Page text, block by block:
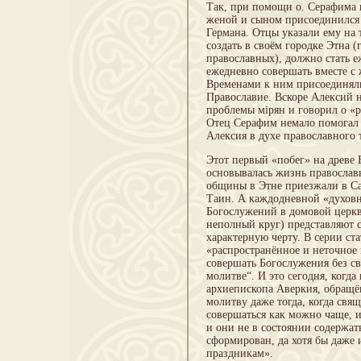
Так, при помощи о. Серафима
женой и сыном
Германа. Отцы указали ему
создать в своём городке Этна
православных), должно стать
ежедневно совершать вместе
Временами к ним
Православие. Вскоре Алексий
проблемы мірян и говорил о
Отец Серафим немало помогал
Алексия в духе православного
Этот первый «побег» на древе
основывалась жизнь
общины в Этне приезжали в
Таин. А каждодневной
Богослужений в домовой
неполный круг) представляют
характерную черту. В серии
«распространённое и
совершать Богослужения без
молитве“. И это сегодня,
архиепископа Аверкия,
молитву даже тогда, когда
совершаться как можно чаще,
и они не в состоянии
сформирован, да хотя бы даже
праздникам».